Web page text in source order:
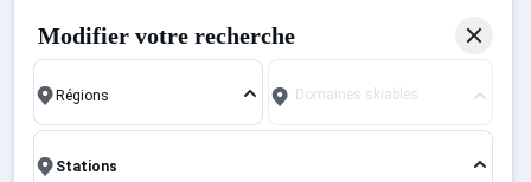
Bons plans
Sites CSE & Groupes
est parfaite pour les familles avec des enfants en bas
centre du village.
Modifier votre recherche
Domaines skiables